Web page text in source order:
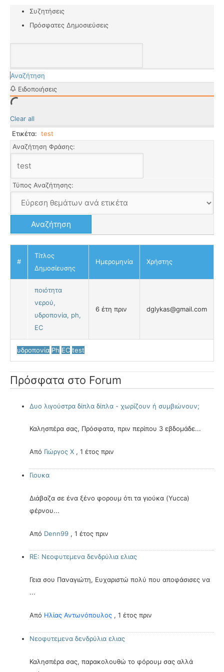
Συζητήσεις
Πρόσφατες Δημοσιεύσεις
Αναζήτηση
Ειδοποιήσεις
Clear all
Ετικέτα: test
Αναζήτηση Φράσης:
Τύπος Αναζήτησης:
#
Τίτλος
Δημοσίευσης
Ημερομηνία Χρήστης
ποιότητα
νερού,
υδροπονία, ph,
EC
6 έτη πριν dglykas@gmail.com
υδροπονία Ph EC test
Πρόσφατα στο Forum
Δυο λιγούστρα δίπλα δίπλα - χωρίζουν ή συμβιώνουν;
Καλησπέρα σας, Πρόσφατα, πριν περίπου 3 εβδομάδε...
Από Γιώργος Χ , 1 έτος πριν
Γιουκα
Διάβαζα σε ένα ξένο φορουμ ότι τα γιούκα (Yucca)
φέρνου...
Από Denn99 , 1 έτος πριν
RE: Νεοφυτεμενα δενδρύλια ελιας
Γεια σου Παναγιώτη, Ευχαριστώ πολύ που αποφάσισες να
...
Από Ηλίας Αντωνόπουλος , 1 έτος πριν
Νεοφυτεμενα δενδρύλια ελιας
Καλησπέρα σας, παρακολουθώ το φόρουμ σας αλλά